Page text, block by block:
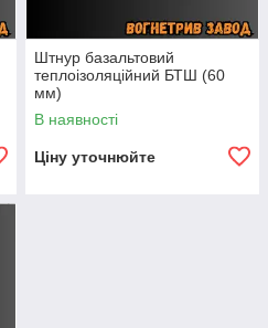
Штнур базальтовий
теплоізоляційний БТШ (60
мм)
В наявності
Ціну уточнюйте